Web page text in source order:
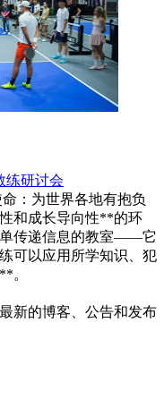
练研讨会
：为世界各地有抱负
和成长导向性**的环
传递信息的教室——它
可以应用所学知识、犯
。
新的博客、公告和发布